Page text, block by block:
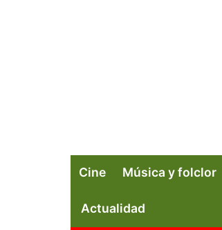
Cine Música y folclor
Actualidad